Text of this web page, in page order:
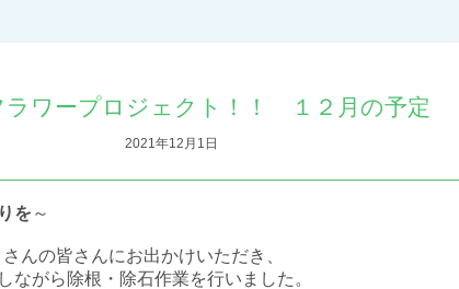
ラワープロジェクト！！ １２月の予定
2021年12月1日
を ～
んの皆さんにお出かけいただき、
ながら除根・除石作業を行いました。